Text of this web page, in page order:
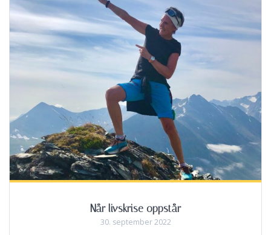
Når livskrise oppstår
30. september 2022